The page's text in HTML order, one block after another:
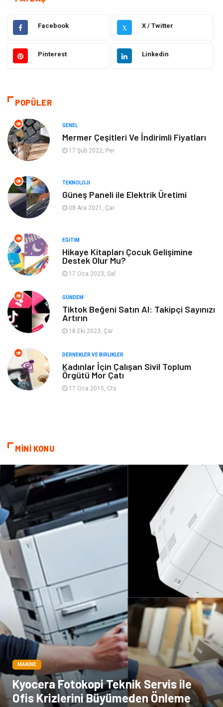
Makine Ulaşım ve Taşımacılık
Gıda Alışveriş
Gündem
Otomotiv
Yapı İnşaat
Hizmet
Tatil Emlak
Organizasyon Metal Maden
Spor
Turizm
Hediyelik Eşya
Aksesuar Basın Yayın
Bebek Giyim Nakliyat
Ambalaj
Bitkisel Ürünler
Markalar Tarım & Hayvancılık
Bilişim Dernekler ve Birlikler
İthalat İhracat
Facebook X X / Twitter
Pinterest Linkedin
POPÜLER
GENEL
Mermer Çeşitleri Ve İndirimli Fiyatları
17 Şub 2022, Per
TEKNOLOJI
Güneş Paneli ile Elektrik Üretimi
08 Ara 2021, Çar
EĞITIM
Hikaye Kitapları Çocuk Gelişimine
Destek Olur Mu?
17 Oca 2023, Sal
GÜNDEM
Tiktok Beğeni Satın Al: Takipçi Sayınızı
Artırın
18 Eki 2023, Çar
DERNEKLER VE BIRLIKLER
Kadınlar İçin Çalışan Sivil Toplum
Örgütü Mor Çatı
17 Oca 2015, Cts
MİNİ KONU
MAKINE
Kyocera Fotokopi Teknik Servis ile
Ofis Krizlerini Büyümeden Önleme